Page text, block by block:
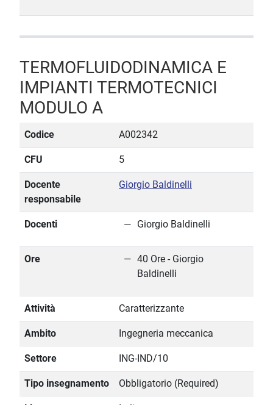
TERMOFLUIDODINAMICA E
IMPIANTI TERMOTECNICI
MODULO A
Codice A002342
CFU 5
Docente
responsabile
Giorgio Baldinelli
Docenti Giorgio Baldinelli
Ore
40 Ore - Giorgio
Baldinelli
Attività Caratterizzante
Ambito Ingegneria meccanica
Settore ING-IND/10
Tipo insegnamento Obbligatorio (Required)